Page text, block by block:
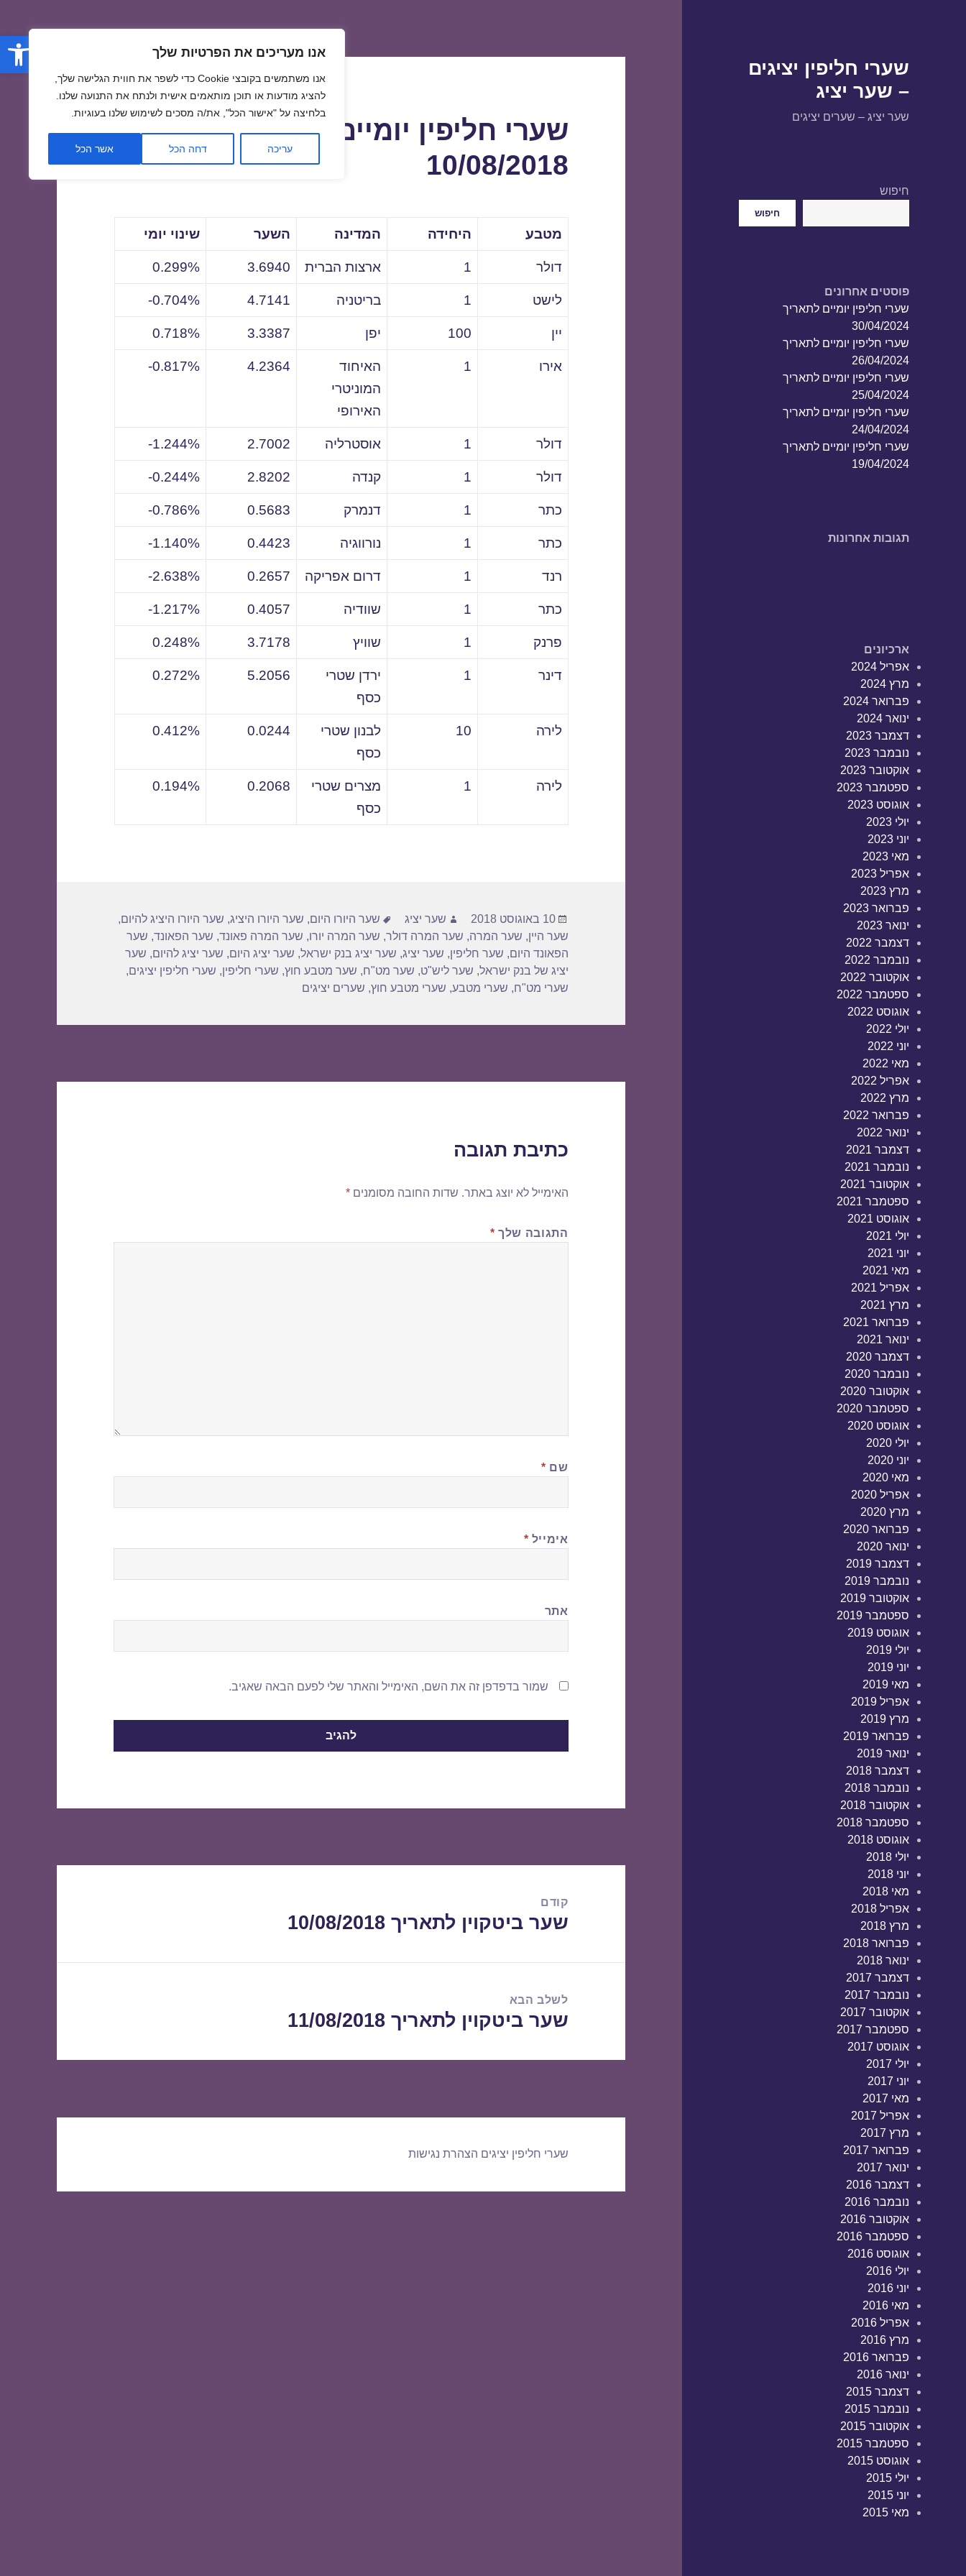
פתח אנו מעריכים את הפרטיות שלך
אנו משתמשים בקובצי Cookie כדי לשפר את חווית הגלישה שלך,
להציג מודעות או תוכן מותאמים אישית ולנתח את התנועה שלנו.
בלחיצה על "אישור הכל", את/ה מסכים לשימוש שלנו בעוגיות.
עריכה דחה הכל אשר הכל
שערי חליפין יציגים
– שער יציג
שער יציג – שערים יציגים
חיפוש
חיפוש
פוסטים אחרונים
שערי חליפין יומיים לתאריך
30/04/2024
שערי חליפין יומיים לתאריך
26/04/2024
שערי חליפין יומיים לתאריך
25/04/2024
שערי חליפין יומיים לתאריך
24/04/2024
שערי חליפין יומיים לתאריך
19/04/2024
תגובות אחרונות
ארכיונים
אפריל 2024
מרץ 2024
פברואר 2024
ינואר 2024
דצמבר 2023
נובמבר 2023
אוקטובר 2023
ספטמבר 2023
אוגוסט 2023
יולי 2023
יוני 2023
מאי 2023
אפריל 2023
מרץ 2023
פברואר 2023
ינואר 2023
דצמבר 2022
נובמבר 2022
אוקטובר 2022
ספטמבר 2022
אוגוסט 2022
יולי 2022
יוני 2022
מאי 2022
אפריל 2022
מרץ 2022
פברואר 2022
ינואר 2022
דצמבר 2021
נובמבר 2021
אוקטובר 2021
ספטמבר 2021
אוגוסט 2021
יולי 2021
יוני 2021
מאי 2021
אפריל 2021
מרץ 2021
פברואר 2021
ינואר 2021
דצמבר 2020
נובמבר 2020
אוקטובר 2020
ספטמבר 2020
אוגוסט 2020
יולי 2020
יוני 2020
מאי 2020
אפריל 2020
מרץ 2020
פברואר 2020
ינואר 2020
דצמבר 2019
נובמבר 2019
אוקטובר 2019
ספטמבר 2019
אוגוסט 2019
יולי 2019
יוני 2019
מאי 2019
אפריל 2019
מרץ 2019
פברואר 2019
ינואר 2019
דצמבר 2018
נובמבר 2018
אוקטובר 2018
ספטמבר 2018
אוגוסט 2018
יולי 2018
יוני 2018
מאי 2018
אפריל 2018
מרץ 2018
פברואר 2018
ינואר 2018
דצמבר 2017
נובמבר 2017
אוקטובר 2017
ספטמבר 2017
אוגוסט 2017
יולי 2017
יוני 2017
מאי 2017
אפריל 2017
מרץ 2017
פברואר 2017
ינואר 2017
דצמבר 2016
נובמבר 2016
אוקטובר 2016
ספטמבר 2016
אוגוסט 2016
יולי 2016
יוני 2016
מאי 2016
אפריל 2016
מרץ 2016
פברואר 2016
ינואר 2016
דצמבר 2015
נובמבר 2015
אוקטובר 2015
ספטמבר 2015
אוגוסט 2015
יולי 2015
יוני 2015
מאי 2015
שערי חליפין יומיים לתאריך
10/08/2018
מטבע היחידה המדינה השער שינוי יומי
דולר 1 ארצות הברית 3.6940
0.299%
לישט 1 בריטניה 4.7141
0.704%-
יין 100 יפן 3.3387
0.718%
אירו 1
האיחוד
המוניטרי
האירופי
4.2364
0.817%-
דולר 1 אוסטרליה 2.7002
1.244%-
דולר 1 קנדה 2.8202
0.244%-
כתר 1 דנמרק 0.5683
0.786%-
כתר 1 נורווגיה 0.4423
1.140%-
רנד 1 דרום אפריקה 0.2657
2.638%-
כתר 1 שוודיה 0.4057
1.217%-
פרנק 1 שוויץ 3.7178
0.248%
דינר 1
ירדן שטרי
כסף
5.2056
0.272%
לירה 10
לבנון שטרי
כסף
0.0244
0.412%
לירה 1
מצרים שטרי
כסף
0.2068
0.194%
פורסם
בתאריך
10 באוגוסט 2018 מחבר
שער יציג תגיות
שער היורו היום, שער היורו היציג, שער היורו היציג להיום,
שער היין, שער המרה, שער המרה דולר, שער המרה יורו, שער המרה פאונד, שער הפאונד, שער
הפאונד היום, שער חליפין, שער יציג, שער יציג בנק ישראל, שער יציג היום, שער יציג להיום, שער
יציג של בנק ישראל, שער ליש"ט, שער מט"ח, שער מטבע חוץ, שערי חליפין, שערי חליפין יציגים,
שערי מט"ח, שערי מטבע, שערי מטבע חוץ, שערים יציגים
כתיבת תגובה
האימייל לא יוצג באתר. שדות החובה מסומנים*
התגובה שלך *
שם *
אימייל *
אתר
שמור בדפדפן זה את השם, האימייל והאתר שלי לפעם הבאה שאגיב.
קודם
הפוסט
שער ביטקוין לתאריך 10/08/2018
לשלב הבא
הפוסט
שער ביטקוין לתאריך 11/08/2018
שערי חליפין יציגים הצהרת נגישות